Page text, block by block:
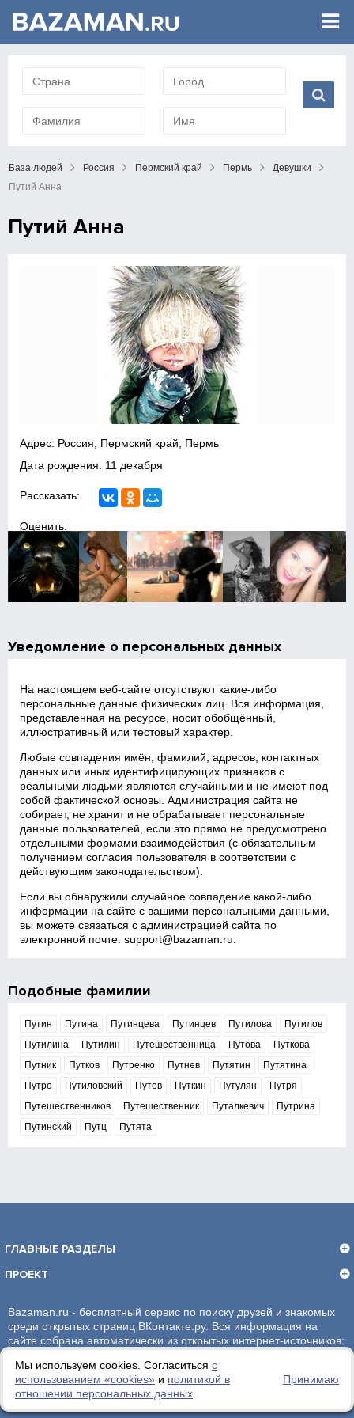
Мы используем cookies. Согласиться с
использованием «сookies» и политикой в
отношении персональных данных
Принимаю
База людей Россия Пермский край Пермь
Девушки
Путий Анна
Путий Анна
Адрес: Россия, Пермский край, Пермь
Дата рождения: 11 декабря
Рассказать:
Оценить:
Уведомление о персональных данных
На настоящем веб‑сайте отсутствуют какие‑либо
персональные данные физических лиц. Вся информация,
представленная на ресурсе, носит обобщённый,
иллюстративный или тестовый характер.
Любые совпадения имён, фамилий, адресов, контактных
данных или иных идентифицирующих признаков с
реальными людьми являются случайными и не имеют под
собой фактической основы. Администрация сайта не
собирает, не хранит и не обрабатывает персональные
данные пользователей, если это прямо не предусмотрено
отдельными формами взаимодействия (с обязательным
получением согласия пользователя в соответствии с
действующим законодательством).
Если вы обнаружили случайное совпадение какой‑либо
информации на сайте с вашими персональными данными,
вы можете связаться с администрацией сайта по
электронной почте:support@bazaman.ru
Подобные фамилии
Путин Путина Путинцева Путинцев Путилова
Путилов
Путилина
Путилин Путешественница Путова
Путкова
Путник
Путков Путренко Путнев Путятин
Путятина
Путро
Путиловский Путов Путкин Путулян
Путря
Путешественников
Путешественник Путалкевич
Путрина
Путинский
Путц Путята
ГЛАВНЫЕ РАЗДЕЛЫ
ПРОЕКТ
Bazaman.ru - бесплатный сервис по поиску друзей и знакомых
среди открытых страниц ВКонтакте.ру. Вся информация на
сайте собрана автоматически из открытых интернет-источников:
администрация сайта ответственности не несет.
Политика обработки персональных данных